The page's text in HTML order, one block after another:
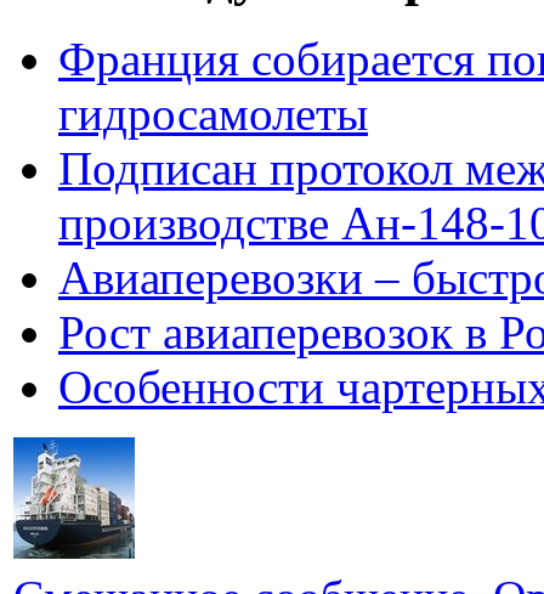
Франция собирается
гидросамолеты
Подписан протокол
производстве Ан-148-
Авиаперевозки –
Рост авиаперевозок в
Особенности